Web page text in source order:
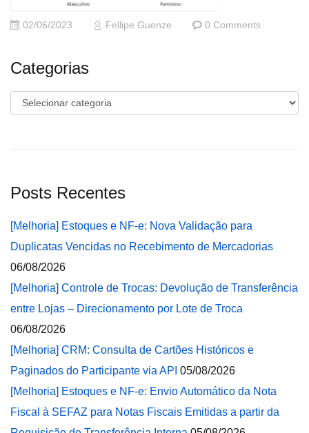
02/06/2023 Fellipe Guenze 0 Comments
Categorias
Categorias
Posts Recentes
[Melhoria] Estoques e NF-e: Nova Validação para
Duplicatas Vencidas no Recebimento de Mercadorias
06/08/2026
[Melhoria] Controle de Trocas: Devolução de Transferência
entre Lojas – Direcionamento por Lote de Troca
06/08/2026
[Melhoria] CRM: Consulta de Cartões Históricos e
Paginados do Participante via API 05/08/2026
[Melhoria] Estoques e NF-e: Envio Automático da Nota
Fiscal à SEFAZ para Notas Fiscais Emitidas a partir da